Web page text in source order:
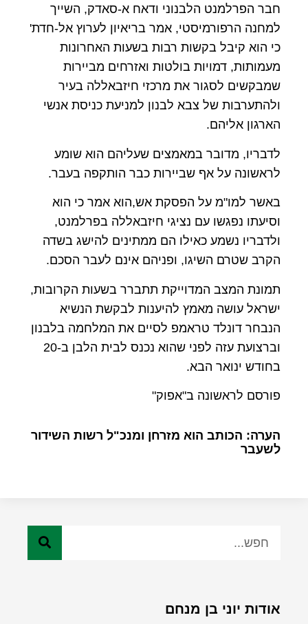
חבר הפרלמנט הלבנוני ודאח א-סאדק, השייך
למחנה הרפורמיסטי, אמר בריאיון לערוץ אל-חדת'
כי הוא קיבל בקשות רבות בשעות האחרונות
מעמותות, דמויות בולטות ואזרחים מביירות
שמבקשים לסגור את מרכזי חיזבאללה בעיר
ולהתערבות של צבא לבנון למניעת כניסת אנשי
הארגון אליהם.
לדבריו, מדובר במאמצים שעליהם הוא שומע
לראשונה על אף שביירות כבר הותקפה בעבר.
באשר למו"מ על הפסקת אש,הוא אמר כי הוא
וסיעתו נפגשו עם נציגי חיזבאללה בפרלמנט,
ולדבריו נשמע כאילו הם ממתינים להישג בשדה
הקרב שטרם השיגו, ופניהם אינם לעבר הסכם.
תמונת המצב המדוייקת תתברר בשעות הקרובות,
ישראל עושה מאמץ להיענות לבקשת הנשיא
הנבחר דונלד טראמפ לסיים את המלחמה בלבנון
וברצועת עזה לפני שהוא נכנס לבית הלבן ב-20
בחודש ינואר הבא.
פורסם לראשונה ב"אפוק"
הערה: הכותב הוא מזרחן ומנכ"ל רשות השידור
לשעבר
אודות יוני בן מנחם